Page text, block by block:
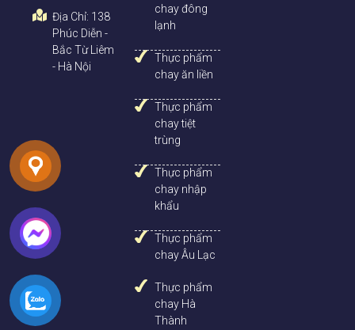
Địa Chỉ: 138
Phúc Diễn -
Bắc Từ Liêm
- Hà Nội
chay đông
lạnh
Thực phẩm
chay ăn liền
Thực phẩm
chay tiệt
trùng
Thực phẩm
chay nhập
khẩu
Thực phẩm
chay Âu Lạc
Thực phẩm
chay Hà
Thành